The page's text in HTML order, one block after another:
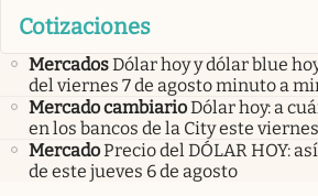
Cotizaciones
MercadosDólar hoy y dólar blue
del viernes 7 de agosto minuto a
Mercado cambiarioDólar hoy: a
en los bancos de la City este
MercadoPrecio del DÓLAR HOY:
de este jueves 6 de agosto